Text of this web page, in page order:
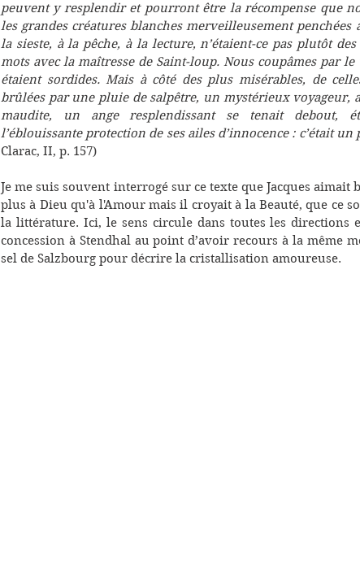
peuvent y resplendir et pourront être la récompense que
les grandes créatures blanches merveilleusement penchées
la sieste, à la pêche, à la lecture, n’étaient-ce pas plutôt des
mots avec la maîtresse de Saint-loup. Nous coupâmes par
étaient sordides. Mais à côté des plus misérables, de
brûlées par une pluie de salpêtre, un mystérieux voyageur,
maudite, un ange resplendissant se tenait debout,
l’éblouissante protection de ses ailes d’innocence : c’était
Clarac, II, p. 157)
Je me suis souvent interrogé sur ce texte que Jacques aimait
plus à Dieu qu'à l'Amour mais il croyait à la Beauté, que ce
la littérature. Ici, le sens circule dans toutes les directions
concession à Stendhal au point d’avoir recours à la même
sel de Salzbourg pour décrire la cristallisation amoureuse.